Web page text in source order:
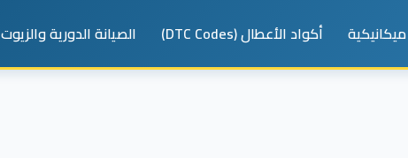
أكواد الأعطال (DTC Codes) الصيانة الدورية والزيوت